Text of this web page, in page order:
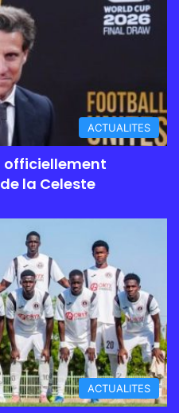
ACTUALITES
officiellement
la Celeste
ACTUALITES